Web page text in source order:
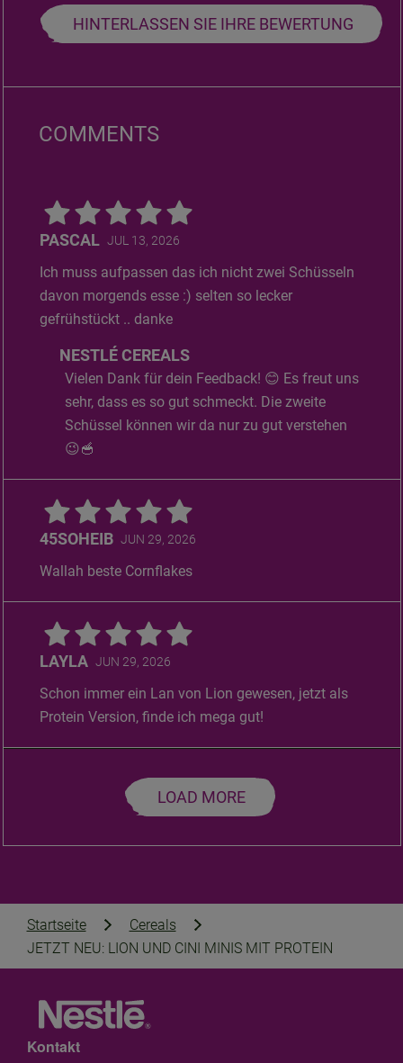
HINTERLASSEN SIE IHRE BEWERTUNG
COMMENTS
PASCAL JUL 13, 2026
Ich muss aufpassen das ich nicht zwei Schüsseln
davon morgends esse :) selten so lecker
gefrühstückt .. danke
NESTLÉ CEREALS
Vielen Dank für dein Feedback! 😊 Es freut uns
sehr, dass es so gut schmeckt. Die zweite
Schüssel können wir da nur zu gut verstehen
😉🥣
45SOHEIB JUN 29, 2026
Wallah beste Cornflakes
LAYLA JUN 29, 2026
Schon immer ein Lan von Lion gewesen, jetzt als
Protein Version, finde ich mega gut!
LOAD MORE
Startseite
Cereals
JETZT NEU: LION UND CINI MINIS MIT PROTEIN
Kontakt